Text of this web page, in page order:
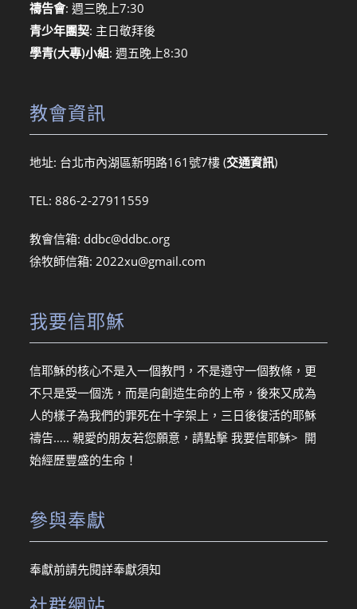
禱告會: 週三晚上7:30
青少年團契: 主日敬拜後
學青(大專)小組: 週五晚上8:30
教會資訊
地址: 台北市內湖區新明路161號7樓 (交通資訊)
TEL: 886-2-27911559
教會信箱: ddbc@ddbc.org
徐牧師信箱:2022xu@gmail.com
我要信耶穌
信耶穌的核心不是入一個教門，不是遵守一個教條，更
不只是受一個洗，而是向創造生命的上帝，後來又成為
人的樣子為我們的罪死在十字架上，三日後復活的耶穌
禱告….. 親愛的朋友若您願意，請點擊我要信耶穌> 開
始經歷豐盛的生命！
參與奉獻
奉獻前請先閱詳奉獻須知